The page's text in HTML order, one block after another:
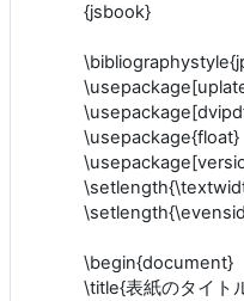
{jsbook}
\usepackage{float}
\begin{document}
\title{表紙のタイト